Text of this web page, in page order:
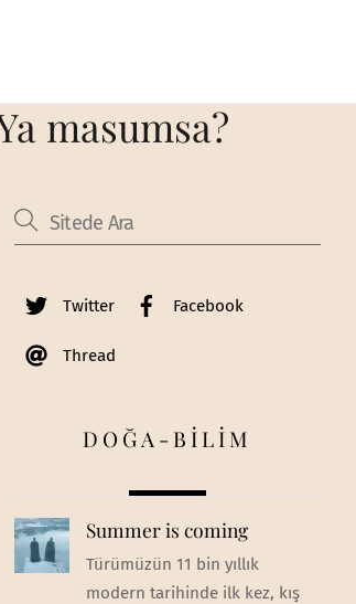
masumsa?
Twitter Facebook
Thread
DOĞA-BİLİM
Summer is coming
Türümüzün 11 bin yıllık
modern tarihinde ilk kez, kış